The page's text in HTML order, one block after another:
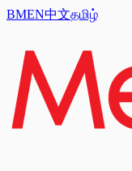
BMEN中文தமிழ்